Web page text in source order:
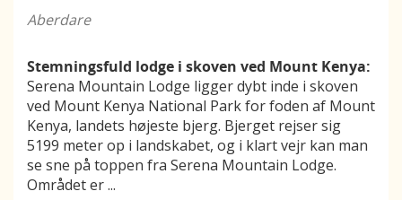
Aberdare
Stemningsfuld lodge i skoven ved Mount Kenya:
Serena Mountain Lodge ligger dybt inde i skoven
ved Mount Kenya National Park for foden af Mount
Kenya, landets højeste bjerg. Bjerget rejser sig
5199 meter op i landskabet, og i klart vejr kan man
se sne på toppen fra Serena Mountain Lodge.
Området er...